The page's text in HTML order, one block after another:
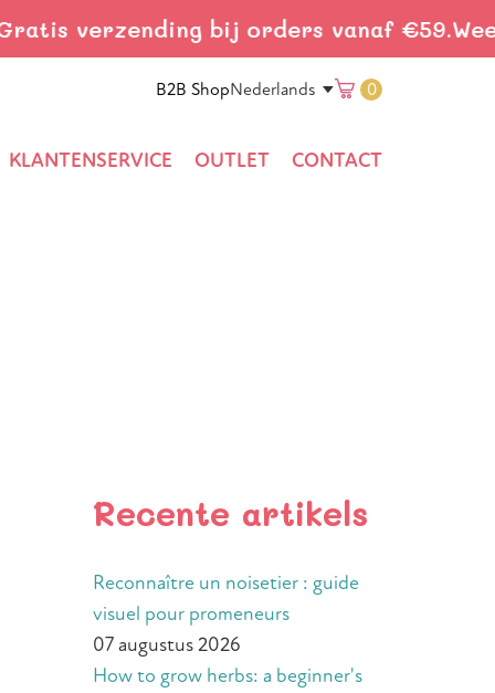
verzending bij orders vanaf €59.Wees
B2B ShopTranslation
missing:
Nederlands 0
KLANTENSERVICE OUTLET CONTACT
Recente artikels
Reconnaître un noisetier : guide
visuel pour promeneurs
07 augustus 2026
How to grow herbs: a beginner's